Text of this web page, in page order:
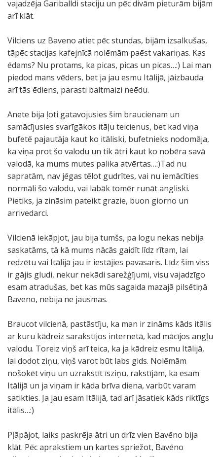
vajadzēja Gariballdi staciju un pēc divām pieturām bijām
arī klāt.
Vilciens uz Baveno atiet pēc stundas, bijām izsalkušas,
tāpēc stacijas kafejnīcā nolēmām paēst vakariņas. Kas
ēdams? Nu protams, ka picas, picas un picas…:) Lai man
piedod mans vēders, bet ja jau esmu Itālijā, jāizbauda
arī tās ēdiens, parasti baltmaizi neēdu.
Anete bija ļoti gatavojusies šim braucienam un
samācījusies svarīgākos itāļu teicienus, bet kad viņa
bufetē pajautāja kaut ko itāliski, bufetnieks nodomāja,
ka viņa prot šo valodu un tik ātri kaut ko nobēra savā
valodā, ka mums mutes palika atvērtas…:)Tad nu
sapratām, nav jēgas tēlot gudrītes, vai nu iemācīties
normāli šo valodu, vai labāk tomēr runāt angliski.
Pietiks, ja zināsim pateikt grazie, buon giorno un
arrivedarci.
Vilcienā iekāpjot, jau bija tumšs, pa logu nekas nebija
saskatāms, tā kā mums nācās gaidīt līdz rītam, lai
redzētu vai Itālijā jau ir iestājies pavasaris. Līdz šim viss
ir gājis gludi, nekur nekādi sarežģījumi, visu vajadzīgo
esam atradušas, bet kas mūs sagaida mazajā pilsētiņā
Baveno, nebija ne jausmas.
Braucot vilcienā, pastāstīju, ka man ir zināms kāds itālis
ar kuru kādreiz sarakstījos internetā, kad mācījos angļu
valodu. Toreiz viņš arī teica, ka ja kādreiz esmu Itālijā,
lai dodot ziņu, viņš varot būt labs gids. Nolēmām
nošokēt viņu un uzrakstīt īsziņu, rakstījām, ka esam
Itālijā un ja viņam ir kāda brīva diena, varbūt varam
satikties. Ja jau esam Itālijā, tad arī jāsatiek kāds riktīgs
itālis…:)
Pļāpājot, laiks paskrēja ātri un drīz vien Bavēno bija
klāt. Pēc aprakstiem un kartes spriežot, Bavēno